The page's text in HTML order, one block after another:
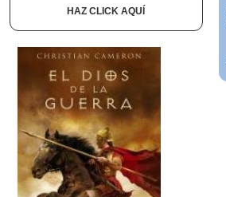
HAZ CLICK AQUÍ